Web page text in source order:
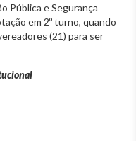
Pública e Segurança
em 2º turno, quando
(21) para ser